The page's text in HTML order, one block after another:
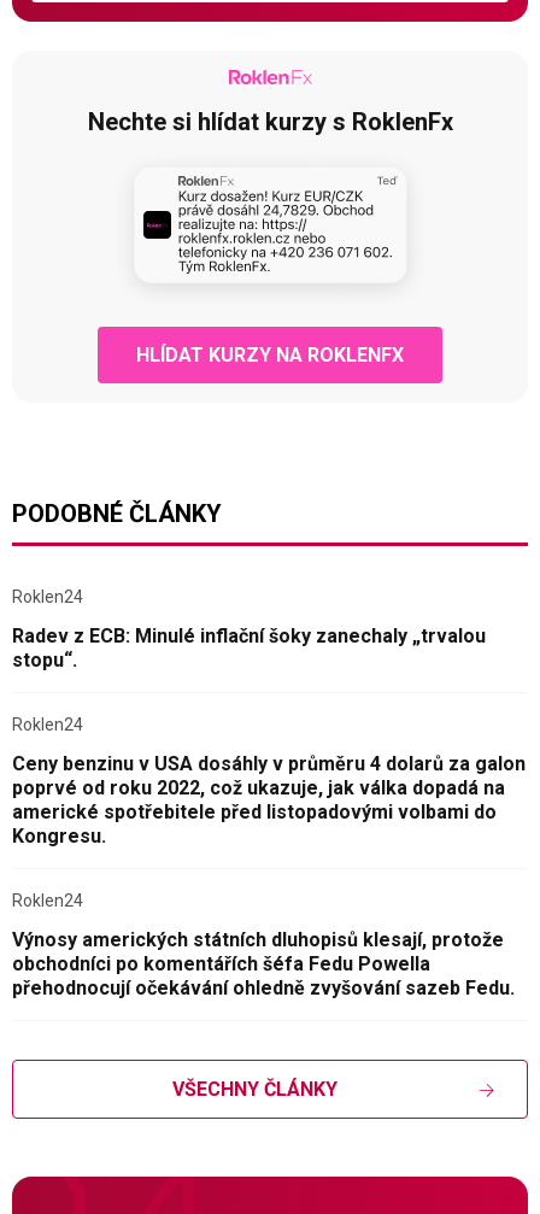
Nechte si hlídat kurzy s RoklenFx
HLÍDAT KURZY NA ROKLENFX
PODOBNÉ ČLÁNKY
Roklen24
Radev z ECB: Minulé inflační šoky zanechaly „trvalou
stopu“.
Roklen24
Ceny benzinu v USA dosáhly v průměru 4 dolarů za galon
poprvé od roku 2022, což ukazuje, jak válka dopadá na
americké spotřebitele před listopadovými volbami do
Kongresu.
Roklen24
Výnosy amerických státních dluhopisů klesají, protože
obchodníci po komentářích šéfa Fedu Powella
přehodnocují očekávání ohledně zvyšování sazeb Fedu.
VŠECHNY ČLÁNKY